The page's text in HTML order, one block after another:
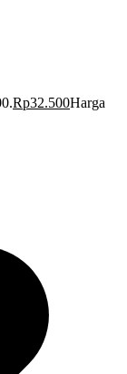
Rp32.500Harga